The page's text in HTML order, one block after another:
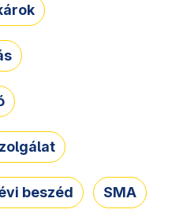
beszéd SMA